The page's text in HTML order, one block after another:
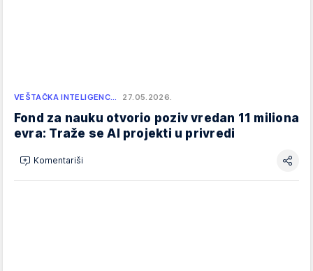
VEŠTAČKA INTELIGENC… 27.05.2026.
Fond za nauku otvorio poziv vredan 11 miliona
evra: Traže se AI projekti u privredi
Komentariši